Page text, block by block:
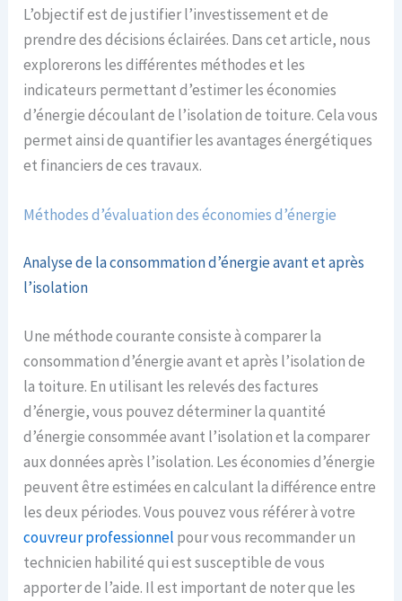
L’objectif est de justifier l’investissement et de
prendre des décisions éclairées. Dans cet article, nous
explorerons les différentes méthodes et les
indicateurs permettant d’estimer les économies
d’énergie découlant de l’isolation de toiture. Cela vous
permet ainsi de quantifier les avantages énergétiques
et financiers de ces travaux.
Méthodes d’évaluation des économies d’énergie
Analyse de la consommation d’énergie avant et après
l’isolation
Une méthode courante consiste à comparer la
consommation d’énergie avant et après l’isolation de
la toiture. En utilisant les relevés des factures
d’énergie, vous pouvez déterminer la quantité
d’énergie consommée avant l’isolation et la comparer
aux données après l’isolation. Les économies d’énergie
peuvent être estimées en calculant la différence entre
les deux périodes. Vous pouvez vous référer à votre
couvreur professionnel pour vous recommander un
technicien habilité qui est susceptible de vous
apporter de l’aide. Il est important de noter que les